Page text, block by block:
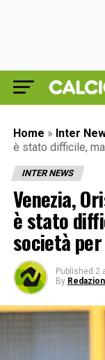
Home » Inter
è stato difficile,
INTER NEWS
Venezia,
è stato
società
Published 2
By